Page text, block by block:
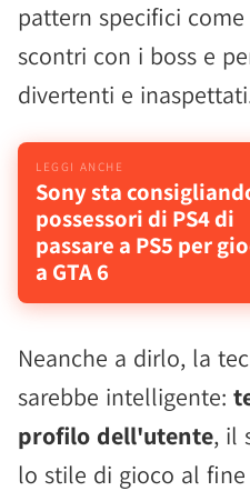
pattern specifici
scontri con i boss e
divertenti e
Sony sta
possessori di PS4 di
passare a PS5 per
a GTA 6
Neanche a dirlo, la
sarebbe intelligente:
profilo dell'utente, il
lo stile di gioco al